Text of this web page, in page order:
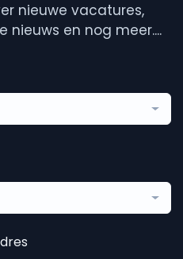
nieuwe vacatures,
en nog meer....